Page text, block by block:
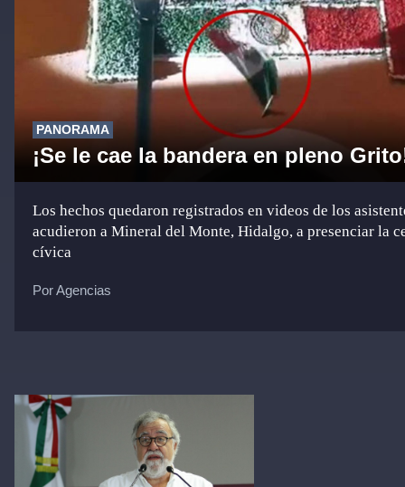
PANORAMA
¡Se le cae la bandera en pleno
Los hechos quedaron registrados en videos de los
acudieron a Mineral del Monte, Hidalgo, a presenciar la
cívica
Por Agencias